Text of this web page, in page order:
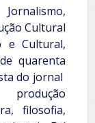
Cultural
e Cultural,
quarenta
do jornal
produção
filosofia,